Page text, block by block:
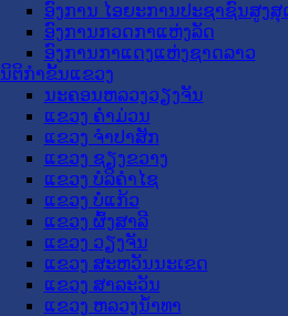
ອົງການ ໄອຍະການປະຊາຊົນສູງສຸ
ອົງການກວດກາແຫ່ງລັດ
ອົງການກາແດງແຫ່ງຊາດລາວ
ນິຕິກໍາຂັ້ນແຂວງ
ນະ​ຄອນ​ຫລວງວຽງຈັນ
ແຂວງ ຄໍາມ່ວນ
ແຂວງ ຈໍາປາສັກ
ແຂວງ ຊຽງຂວາງ
ແຂວງ ບໍລິຄໍາໄຊ
ແຂວງ ບໍ່ແກ້ວ
ແຂວງ ຜົ້ງສາລີ
ແຂວງ ວຽງຈັນ
ແຂວງ ສະຫວັນນະເຂດ
ແຂວງ ສາລະວັນ
ແຂວງ ຫລວງນໍ້າທາ